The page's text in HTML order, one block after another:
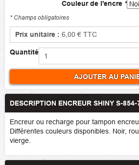
Couleur de l'encre *
* Champs obligatoires
Prix unitaire : 6,00 € TTC
Quantité
AJOUTER AU
DESCRIPTION ENCREUR SHINY S-854-
Encreur ou recharge pour tampon
Différentes couleurs disponibles. Noir,
vierge.